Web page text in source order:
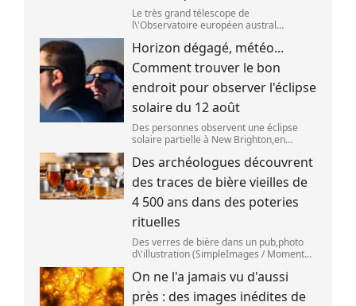
Le très grand télescope de
l\'Observatoire européen austral
que l\'étage supérieur d\'une fusée de
SpaceX s\'est bien écrasé sur la Lune,le 5
aoû
Horizon dégagé, météo...
Comment trouver le bon
endroit pour observer l'éclipse
solaire du 12 août
Des personnes observent une éclipse
solaire partielle à New Brighton,en
(SANKA VIDANAGAMA )
Des archéologues découvrent
des traces de bière vieilles de
4 500 ans dans des poteries
rituelles
Des verres de bière dans un pub,photo
d\'illustration (SimpleImages / Moment
alcoolisée du monde. Les premières
traces de bière ont été retrouvées ch
On ne l'a jamais vu d'aussi
près : des images inédites de